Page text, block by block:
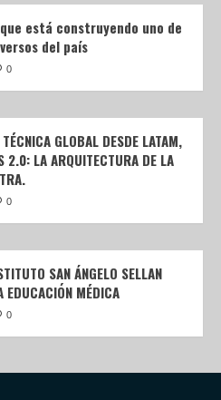
está construyendo uno de
del país
0
GLOBAL DESDE LATAM,
2.0: LA ARQUITECTURA DE LA
0
SAN ÁNGELO SELLAN
MÉDICA
0